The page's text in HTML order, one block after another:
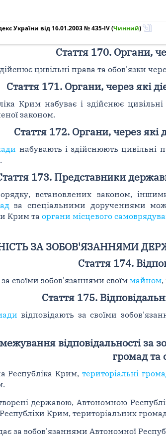
України від 16.01.2003 № 435-IV(Чинний)